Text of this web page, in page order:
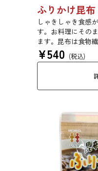
しゃきしゃき食感
す。お料理にその
ます。昆布は食物
んでいるため、バ
にお使いいただけ
¥540 (税込)